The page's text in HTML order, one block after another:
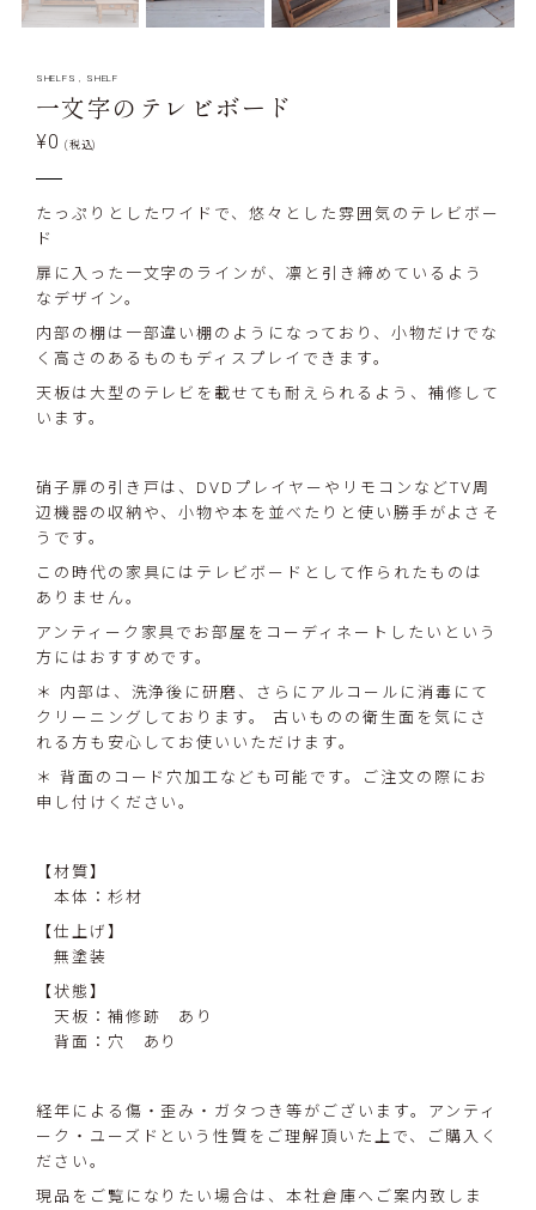
SHELFS , SHELF
一文字のテレビボード
¥0 (税込)
たっぷりとしたワイドで、悠々とした雰囲気のテレビボー
ド
扉に入った一文字のラインが、凛と引き締めているよう
なデザイン。
内部の棚は一部違い棚のようになっており、小物だけでな
く高さのあるものもディスプレイできます。
天板は大型のテレビを載せても耐えられるよう、補修して
います。
硝子扉の引き戸は、DVDプレイヤーやリモコンなどTV周
辺機器の収納や、小物や本を並べたりと使い勝手がよさそ
うです。
この時代の家具にはテレビボードとして作られたものは
ありません。
アンティーク家具でお部屋をコーディネートしたいという
方にはおすすめです。
＊ 内部は、洗浄後に研磨、さらにアルコールに消毒にて
クリーニングしております。 古いものの衛生面を気にさ
れる方も安心してお使いいただけます。
＊ 背面のコード穴加工なども可能です。ご注文の際にお
申し付けください。
【材質】
本体：杉材
【仕上げ】
無塗装
【状態】
天板：補修跡 あり
背面：穴 あり
経年による傷・歪み・ガタつき等がございます。アンティ
ーク・ユーズドという性質をご理解頂いた上で、ご購入く
ださい。
現品をご覧になりたい場合は、本社倉庫へご案内致しま